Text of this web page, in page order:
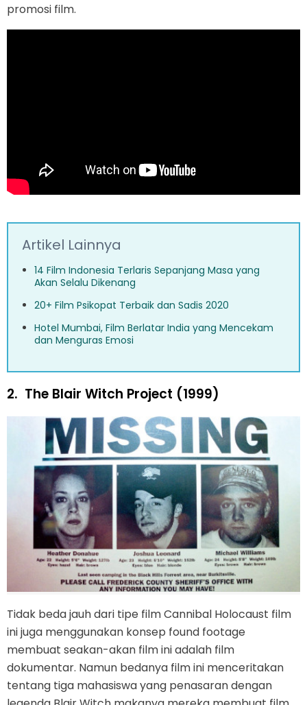
promosi film.
Artikel Lainnya
14 Film Indonesia Terlaris Sepanjang Masa yang
Akan Selalu Dikenang
20+ Film Psikopat Terbaik dan Sadis 2020
Hotel Mumbai, Film Berlatar India yang Mencekam
dan Menguras Emosi
2. The Blair Witch Project (1999)
Tidak beda jauh dari tipe film Cannibal Holocaust film
ini juga menggunakan konsep found footage
membuat seakan-akan film ini adalah film
dokumentar. Namun bedanya film ini menceritakan
tentang tiga mahasiswa yang penasaran dengan